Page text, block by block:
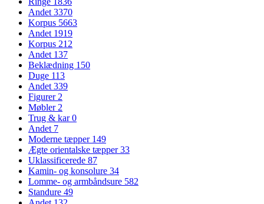
Andet3370
Korpus 5663
Andet 1919
Korpus 212
Andet 137
Beklædning 150
Duge 113
Andet339
Figurer2
Møbler2
Trug & kar0
Andet 7
Moderne tæpper 149
Ægte orientalske tæpper33
Uklassificerede 87
Kamin- og konsolure 34
Lomme- og armbåndsure 582
Standure 49